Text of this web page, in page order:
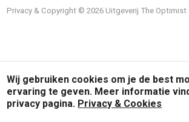
Privacy & Copyright © 2026 Uitgeverij The Optimist
Wij gebruiken cookies om je de best
ervaring te geven. Meer informatie
privacy pagina. Privacy & Cookies